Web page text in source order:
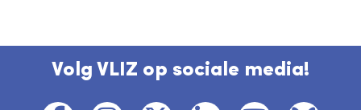
Volg VLIZ op sociale media!